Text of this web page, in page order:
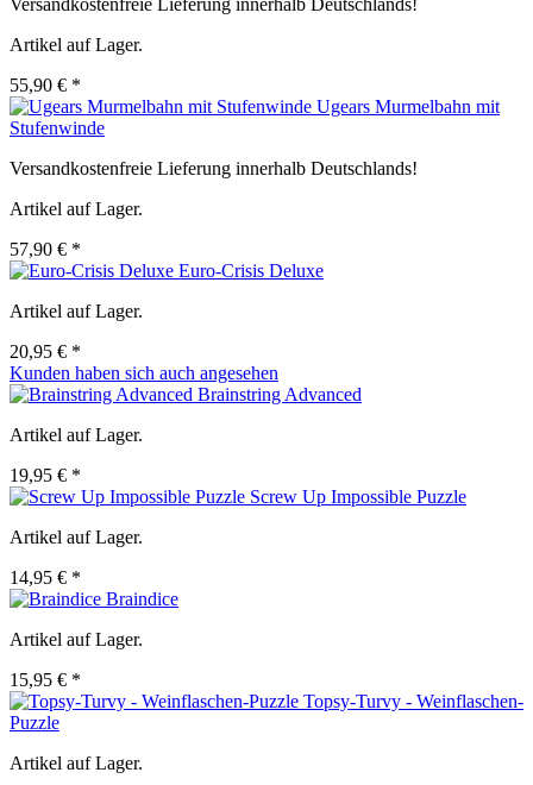
Versandkostenfreie Lieferung innerhalb Deutschlands!
Artikel auf Lager.
55,90 € *
Ugears Murmelbahn mit
Stufenwinde
Versandkostenfreie Lieferung innerhalb Deutschlands!
Artikel auf Lager.
57,90 € *
Euro-Crisis Deluxe
Artikel auf Lager.
20,95 € *
Kunden haben sich auch angesehen
Brainstring Advanced
Artikel auf Lager.
19,95 € *
Screw Up Impossible Puzzle
Artikel auf Lager.
14,95 € *
Braindice
Artikel auf Lager.
15,95 € *
Topsy-Turvy - Weinflaschen-
Puzzle
Artikel auf Lager.